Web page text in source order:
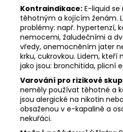
Kontraindikace: E-liquid
těhotným a kojícím ženám.
problémy: např. hypertenzí,
nemocemi, žaludečními a
vředy, onemocněním jater
krku, cukrovkou. Lidem, kteří
jako jsou: bronchitida, plicní
Varování pro rizikové
neměly používat těhotné a
jsou alergické na nikotin
obsaženou v e-kapalině a
nekuřáci.